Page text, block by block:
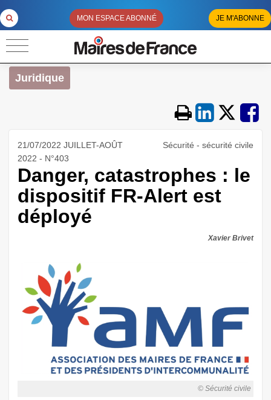
MON ESPACE ABONNÉ JE M'ABONNE
Juridique
21/07/2022 JUILLET-AOÛT
2022 - N°403
Sécurité - sécurité civile
Danger, catastrophes : le
dispositif FR-Alert est
déployé
Xavier Brivet
© Sécurité civile